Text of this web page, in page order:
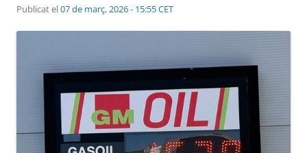
Publicat el07 de març, 2026 - 15:55 CET